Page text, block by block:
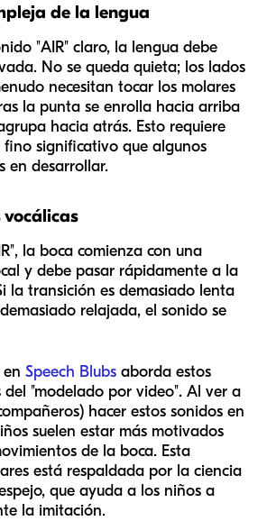
de la lengua
"AIR" claro, la lengua debe
No se queda quieta; los lados
necesitan tocar los molares
la punta se enrolla hacia arriba
hacia atrás. Esto requiere
significativo que algunos
en desarrollar.
vocálicas
la boca comienza con una
y debe pasar rápidamente a la
la transición es demasiado lenta
relajada, el sonido se
Speech Blubs aborda estos
del "modelado por video". Al ver a
hacer estos sonidos en
suelen estar más motivados
de la boca. Esta
está respaldada por la ciencia
que ayuda a los niños a
la imitación.